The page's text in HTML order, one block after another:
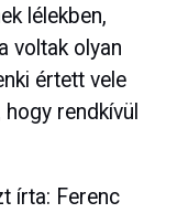
lélekben,
voltak olyan
értett vele
rendkívül
írta: Ferenc